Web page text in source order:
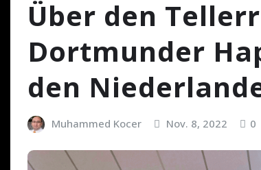
Über den
Dortmunder
den
Muhammed Kocer Nov. 8, 2022 0